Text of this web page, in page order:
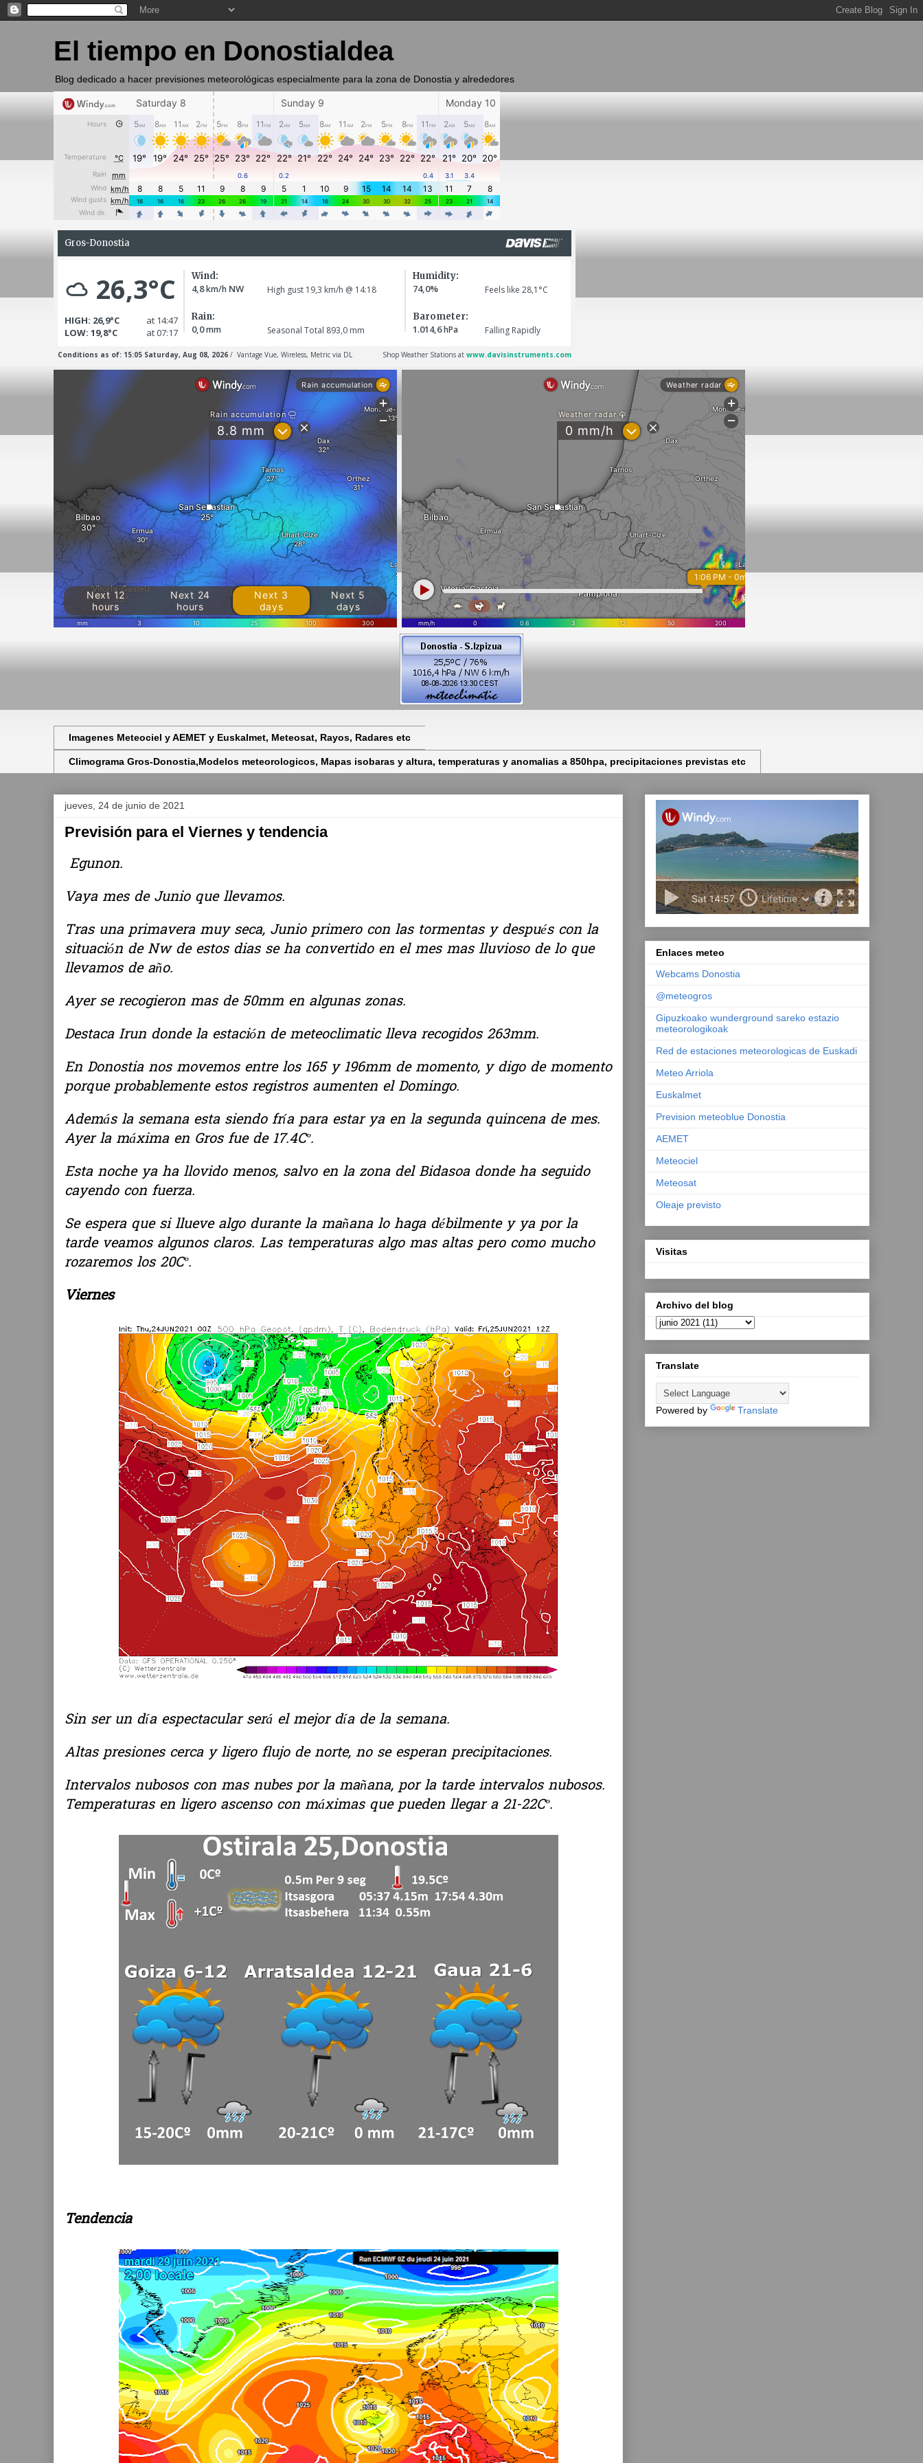
El tiempo en Donostialdea
Blog dedicado a hacer previsiones meteorológicas especialmente para la zona de Donostia y alrededores
Imagenes Meteociel y AEMET y Euskalmet, Meteosat, Rayos, Radares etc
Climograma Gros-Donostia,Modelos meteorologicos, Mapas isobaras y altura, temperaturas y anomalias a 850hpa, precipitaciones previstas etc
jueves, 24 de junio de 2021
Previsión para el Viernes y tendencia
Egunon.
Vaya mes de Junio que llevamos.
Tras una primavera muy seca, Junio primero con las tormentas y después con la
situación de Nw de estos dias se ha convertido en el mes mas lluvioso de lo que
llevamos de año.
Ayer se recogieron mas de 50mm en algunas zonas.
Destaca Irun donde la estación de meteoclimatic lleva recogidos 263mm.
En Donostia nos movemos entre los 165 y 196mm de momento, y digo de momento
porque probablemente estos registros aumenten el Domingo.
Además la semana esta siendo fría para estar ya en la segunda quincena de mes.
Ayer la máxima en Gros fue de 17.4Cº.
Esta noche ya ha llovido menos, salvo en la zona del Bidasoa donde ha seguido
cayendo con fuerza.
Se espera que si llueve algo durante la mañana lo haga débilmente y ya por la
tarde veamos algunos claros. Las temperaturas algo mas altas pero como mucho
rozaremos los 20Cº.
Viernes
Sin ser un día espectacular será el mejor día de la semana.
Altas presiones cerca y ligero flujo de norte, no se esperan precipitaciones.
Intervalos nubosos con mas nubes por la mañana, por la tarde intervalos nubosos.
Temperaturas en ligero ascenso con máximas que pueden llegar a 21-22Cº.
Tendencia
Enlaces meteo
Webcams Donostia
@meteogros
Gipuzkoako wunderground sareko estazio
meteorologikoak
Red de estaciones meteorologicas de Euskadi
Meteo Arriola
Euskalmet
Prevision meteoblue Donostia
AEMET
Meteociel
Meteosat
Oleaje previsto
Visitas
Archivo del blog
Translate
Powered by Translate